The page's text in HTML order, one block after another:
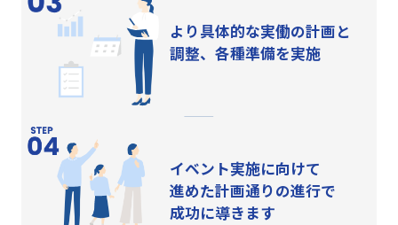
より具体的な実働の計画と
調整、各種準備を実施
イベント実施に向けて
進めた計画通りの進行で
成功に導きます